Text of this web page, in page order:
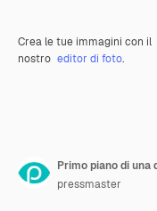
Crea le tue immagini con il
nostro editor di foto.
pressmaster